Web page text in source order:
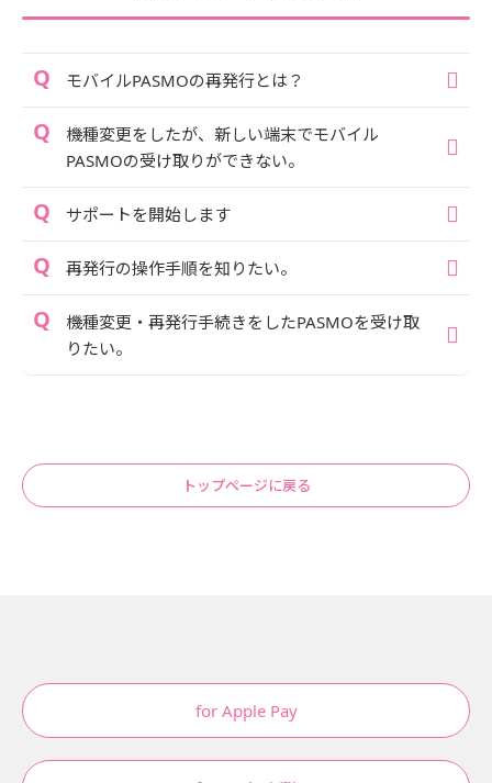
モバイルPASMOの再発行とは？
機種変更をしたが、新しい端末でモバイル
PASMOの受け取りができない。
サポートを開始します
再発行の操作手順を知りたい。
機種変更・再発行手続きをしたPASMOを受け取
りたい。
トップページに戻る
for Apple Pay